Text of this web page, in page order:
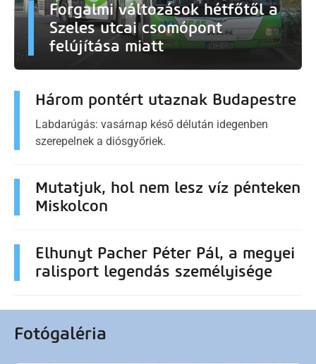
Forgalmi változások hétfőtől a
Szeles utcai csomópont
felújítása miatt
Három pontért utaznak Budapestre
Labdarúgás: vasárnap késő délután idegenben
szerepelnek a diósgyőriek.
Mutatjuk, hol nem lesz víz pénteken
Miskolcon
Elhunyt Pacher Péter Pál, a megyei
ralisport legendás személyisége
Fotógaléria